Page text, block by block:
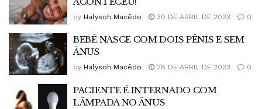
by Halysoh Macêdo 30 DE ABRIL DE 2023 0
BEBÊ NASCE COM DOIS PÊNIS E SEM
ÂNUS
by Halysoh Macêdo 28 DE ABRIL DE 2023 0
PACIENTE É INTERNADO COM
LÂMPADA NO ÂNUS